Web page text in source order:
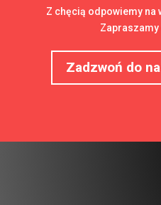
Z chęcią odpowiemy na
Zapraszamy
Zadzwoń do